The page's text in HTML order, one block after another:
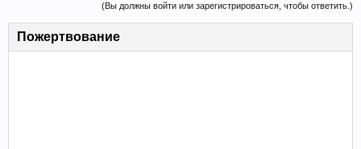
(Вы должны войти или зарегистрироваться, чтобы ответить.)
Пожертвование